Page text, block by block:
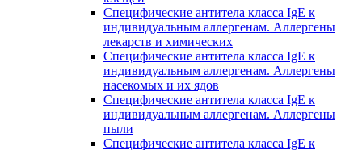
Специфические антитела класса IgE к
индивидуальным аллергенам. Аллергены
лекарств и химических
Специфические антитела класса IgE к
индивидуальным аллергенам. Аллергены
насекомых и их ядов
Специфические антитела класса IgE к
индивидуальным аллергенам. Аллергены
пыли
Специфические антитела класса IgE к